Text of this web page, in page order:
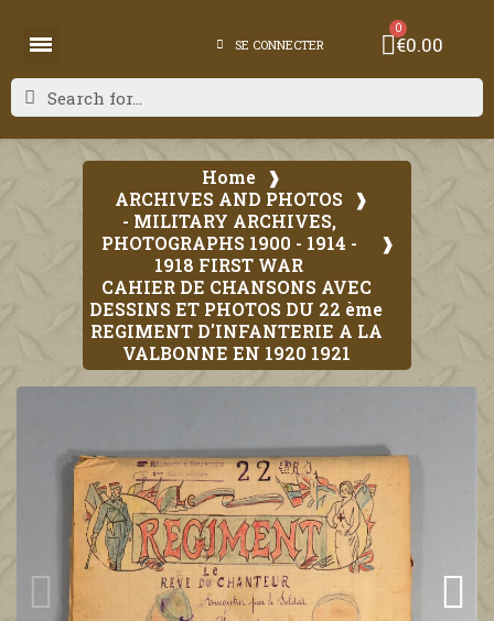
SE CONNECTER €0.00
Home
ARCHIVES AND PHOTOS
- MILITARY ARCHIVES,
PHOTOGRAPHS 1900 - 1914 -
1918 FIRST WAR
CAHIER DE CHANSONS AVEC
DESSINS ET PHOTOS DU 22 ème
REGIMENT D'INFANTERIE A LA
VALBONNE EN 1920 1921